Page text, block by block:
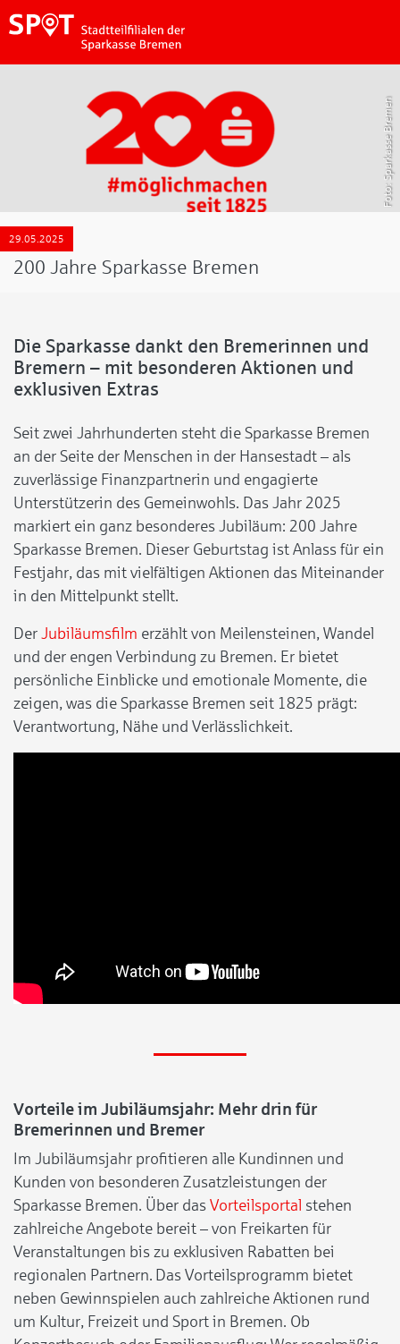
Sparkasse Bremen
29.05.2025
200 Jahre Sparkasse Bremen
Die Sparkasse dankt den Bremerinnen und
Bremern – mit besonderen Aktionen und
exklusiven Extras
Seit zwei Jahrhunderten steht die Sparkasse Bremen
an der Seite der Menschen in der Hansestadt – als
zuverlässige Finanzpartnerin und engagierte
Unterstützerin des Gemeinwohls. Das Jahr 2025
markiert ein ganz besonderes Jubiläum: 200 Jahre
Sparkasse Bremen. Dieser Geburtstag ist Anlass für ein
Festjahr, das mit vielfältigen Aktionen das Miteinander
in den Mittelpunkt stellt.
Der Jubiläumsfilm erzählt von Meilensteinen, Wandel
und der engen Verbindung zu Bremen. Er bietet
persönliche Einblicke und emotionale Momente, die
zeigen, was die Sparkasse Bremen seit 1825 prägt:
Verantwortung, Nähe und Verlässlichkeit.
Vorteile im Jubiläumsjahr: Mehr drin für
Bremerinnen und Bremer
Im Jubiläumsjahr profitieren alle Kundinnen und
Kunden von besonderen Zusatzleistungen der
Sparkasse Bremen. Über das Vorteilsportal stehen
zahlreiche Angebote bereit – von Freikarten für
Veranstaltungen bis zu exklusiven Rabatten bei
regionalen Partnern. Das Vorteilsprogramm bietet
neben Gewinnspielen auch zahlreiche Aktionen rund
um Kultur, Freizeit und Sport in Bremen. Ob